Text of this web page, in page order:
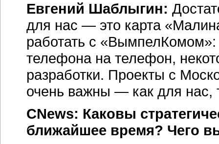
Евгений Шаблыгин:
для нас — это карта
работать с
телефона на телефон,
разработки. Проекты с
очень важны — как для нас,
CNews: Каковы
ближайшее время? Чего